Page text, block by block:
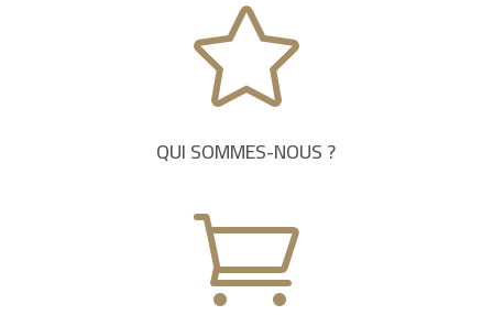

QUI SOMMES-NOUS ?
